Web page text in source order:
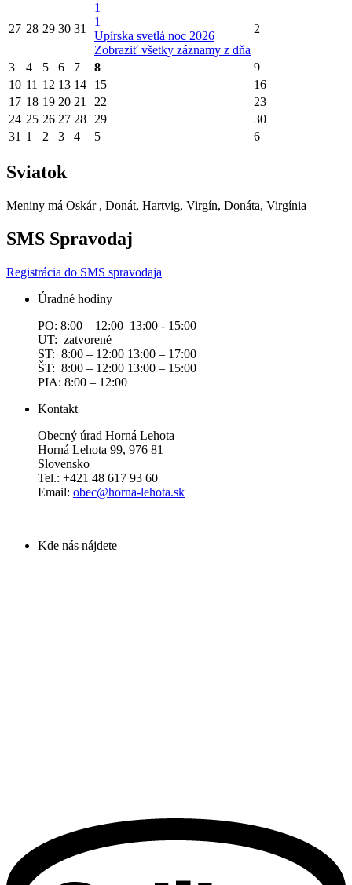
27 28 29 30 31
1
1
Upírska svetlá noc 2026
Zobraziť všetky záznamy z dňa
2
3 4 5 6 7 8
9
10 11 12 13 14 15
16
17 18 19 20 21 22
23
24 25 26 27 28 29
30
31 1 2 3 4 5 6
Sviatok
Meniny má Oskár , Donát, Hartvig, Virgín, Donáta, Virgínia
SMS Spravodaj
Registrácia do SMS spravodaja
Úradné hodiny
PO: 8:00 – 12:00 13:00 - 15:00
UT: zatvorené
ST: 8:00 – 12:00 13:00 – 17:00
ŠT: 8:00 – 12:00 13:00 – 15:00
PIA: 8:00 – 12:00
Kontakt
Obecný úrad Horná Lehota
Horná Lehota 99, 976 81
Slovensko
Tel.: +421 48 617 93 60
Email: obec@horna-lehota.sk
Kde nás nájdete